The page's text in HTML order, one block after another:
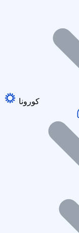
كورونا